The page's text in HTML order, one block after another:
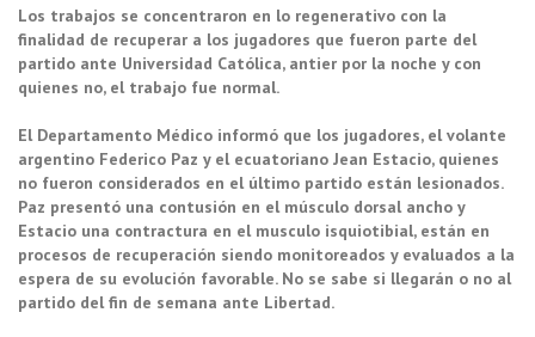
Los trabajos se concentraron en lo regenerativo con la
finalidad de recuperar a los jugadores que fueron parte del
partido ante Universidad Católica, antier por la noche y con
quienes no, el trabajo fue normal.
El Departamento Médico informó que los jugadores, el volante
argentino Federico Paz y el ecuatoriano Jean Estacio, quienes
no fueron considerados en el último partido están lesionados.
Paz presentó una contusión en el músculo dorsal ancho y
Estacio una contractura en el musculo isquiotibial, están en
procesos de recuperación siendo monitoreados y evaluados a la
espera de su evolución favorable. No se sabe si llegarán o no al
partido del fin de semana ante Libertad.